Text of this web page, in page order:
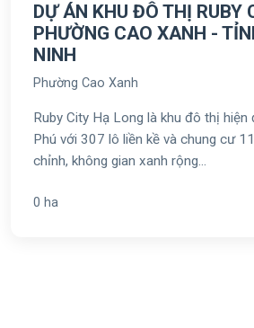
DỰ ÁN KHU ĐÔ THỊ RUBY
PHƯỜNG CAO XANH -
NINH
Phường Cao Xanh
Ruby City Hạ Long là khu đô thị hiện
Phú với 307 lô liền kề và chung cư
chỉnh, không gian xanh rộng...
0 ha